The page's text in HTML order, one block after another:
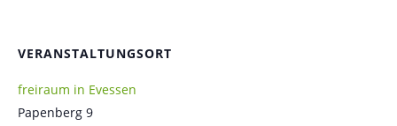
VERANSTALTUNGSORT
freiraum in Evessen
Papenberg 9